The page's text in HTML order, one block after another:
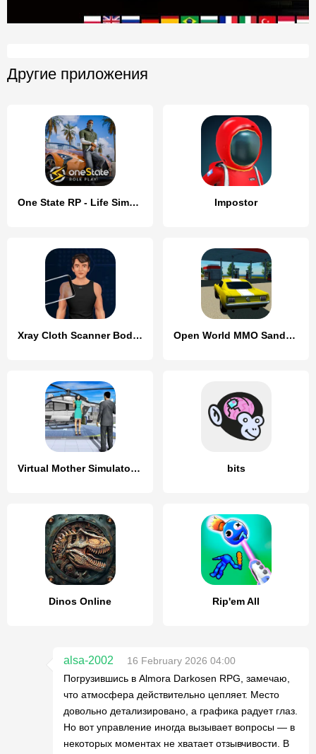
Другие приложения
One State RP - Life Simulator Impostor
Xray Cloth Scanner Body Scan Open World MMO Sandbox Online
Virtual Mother Simulator 3D bits
Dinos Online Rip'em All
alsa-2002
16 February 2026 04:00
Погрузившись в Almora Darkosen RPG, замечаю,
что атмосфера действительно цепляет. Место
довольно детализировано, а графика радует глаз.
Но вот управление иногда вызывает вопросы — в
некоторых моментax не хватает отзывчивости. В